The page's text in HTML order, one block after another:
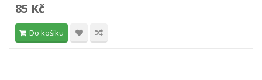
85 Kč
Do košíku